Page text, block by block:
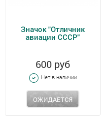
Значок "Отличник
авиации СССР"
600 руб
Нет в наличии
ОЖИДАЕТСЯ